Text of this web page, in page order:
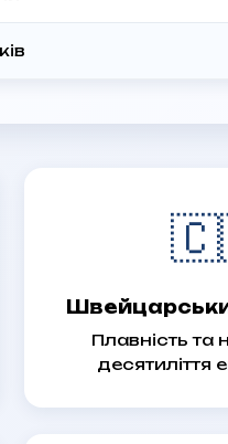
Плавність та
десятиліття